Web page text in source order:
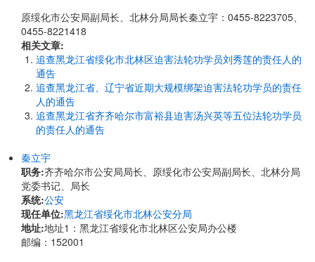
原绥化市公安局副局长、北林分局局长秦立宇：0455-8223705、
0455-8221418
相关文章:
追查黑龙江省绥化市北林区迫害法轮功学员刘秀莲的责任人的
通告
追查黑龙江省、辽宁省近期大规模绑架迫害法轮功学员的责任
人的通告
追查黑龙江省齐齐哈尔市富裕县迫害汤兴英等五位法轮功学员
的责任人的通告
秦立宇
职务:齐齐哈尔市公安局局长、原绥化市公安局副局长、北林分局
党委书记、局长
系统:公安
现任单位:黑龙江省绥化市北林公安分局
地址:地址1：黑龙江省绥化市北林区公安局办公楼
邮编：152001